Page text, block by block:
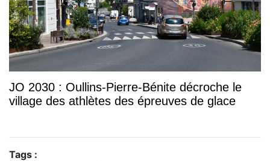
JO 2030 : Oullins-Pierre-Bénite décroche le
village des athlètes des épreuves de glace
Tags :